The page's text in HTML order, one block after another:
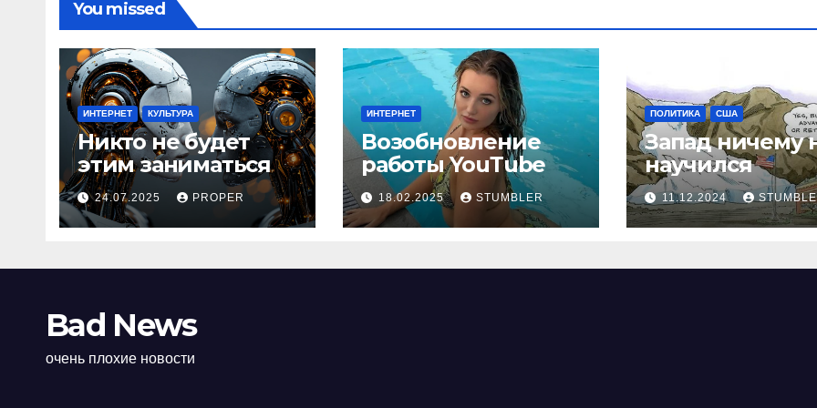
You missed
ИНТЕРНЕТ КУЛЬТУРА
Никто не будет
этим заниматься
24.07.2025 PROPER
ИНТЕРНЕТ
Возобновление
работы YouТube
18.02.2025 STUMBLER
ПОЛИТИКА США
Запад ничему
научился
11.12.2024
Bad News
очень плохие новости